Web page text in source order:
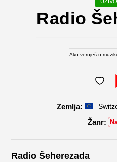
Radio
Ako veruješ u
Radio Šeherezada